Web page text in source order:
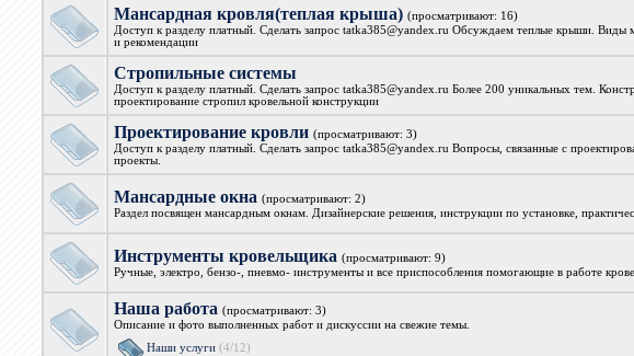
Мансардная кровля(теплая крыша) (просматривают: 16)
Доступ к разделу платный. Сделать запрос tatka385@yandex.ru Обсуждаем теплые крыши. Виды
и рекомендации
Стропильные системы
Доступ к разделу платный. Сделать запрос tatka385@yandex.ru Более 200 уникальных тем.
проектирование стропил кровельной конструкции
Проектирование кровли (просматривают: 3)
Доступ к разделу платный. Сделать запрос tatka385@yandex.ru Вопросы, связанные с
проекты.
Мансардные окна (просматривают: 2)
Раздел посвящен мансардным окнам. Дизайнерские решения, инструкции по установке,
Инструменты кровельщика (просматривают: 9)
Ручные, электро, бензо-, пневмо- инструменты и все приспособления помогающие в работе
Наша работа (просматривают: 3)
Описание и фото выполненных работ и дискуссии на свежие темы.
Наши услуги (4/12)